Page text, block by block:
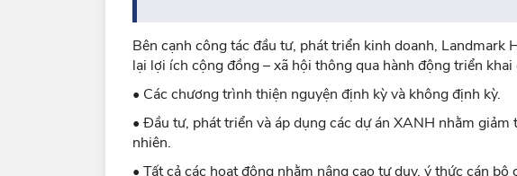
Bên cạnh công tác đầu tư, phát triển kinh doanh, Landmark
lại lợi ích cộng đồng – xã hội thông qua hành động triển
• Các chương trình thiện nguyện định kỳ và không định kỳ.
• Đầu tư, phát triển và áp dụng các dự án XANH nhằm
nhiên.
• Tất cả các hoạt động nhằm nâng cao tư duy, ý thức cán